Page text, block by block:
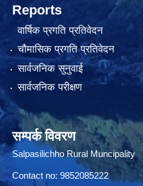
Reports
वार्षिक प्रगति प्रतिवेदन
चौमासिक प्रगति प्रतिवेदन
सार्वजनिक सुनुवाई
सार्वजनिक परीक्षण
सम्पर्क विवरण
Salpasilichho Rural Muncipality
Contact no: 9852085222